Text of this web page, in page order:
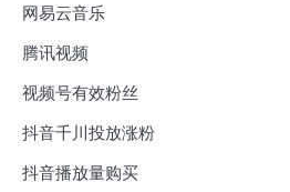
网易云音乐
腾讯视频
视频号有效粉丝
抖音千川投放涨粉
抖音播放量购买